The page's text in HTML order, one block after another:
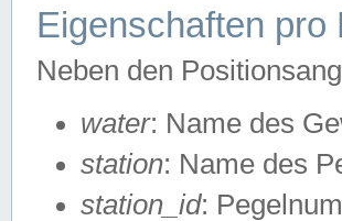
Eigenschaften pro
Neben den
water: Name des
station: Name des
station_id: